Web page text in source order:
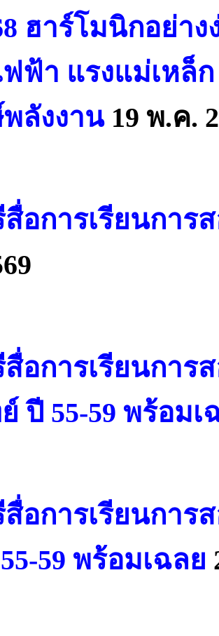
ฮาร์โมนิกอย่า
ฟ้า แรงแม่เหล็
ลังงาน19 พ.ค.
อการเรียนการ
อการเรียนกา
ปี 55-59 พร้อมเ
อการเรียนกา
59 พร้อมเฉลย